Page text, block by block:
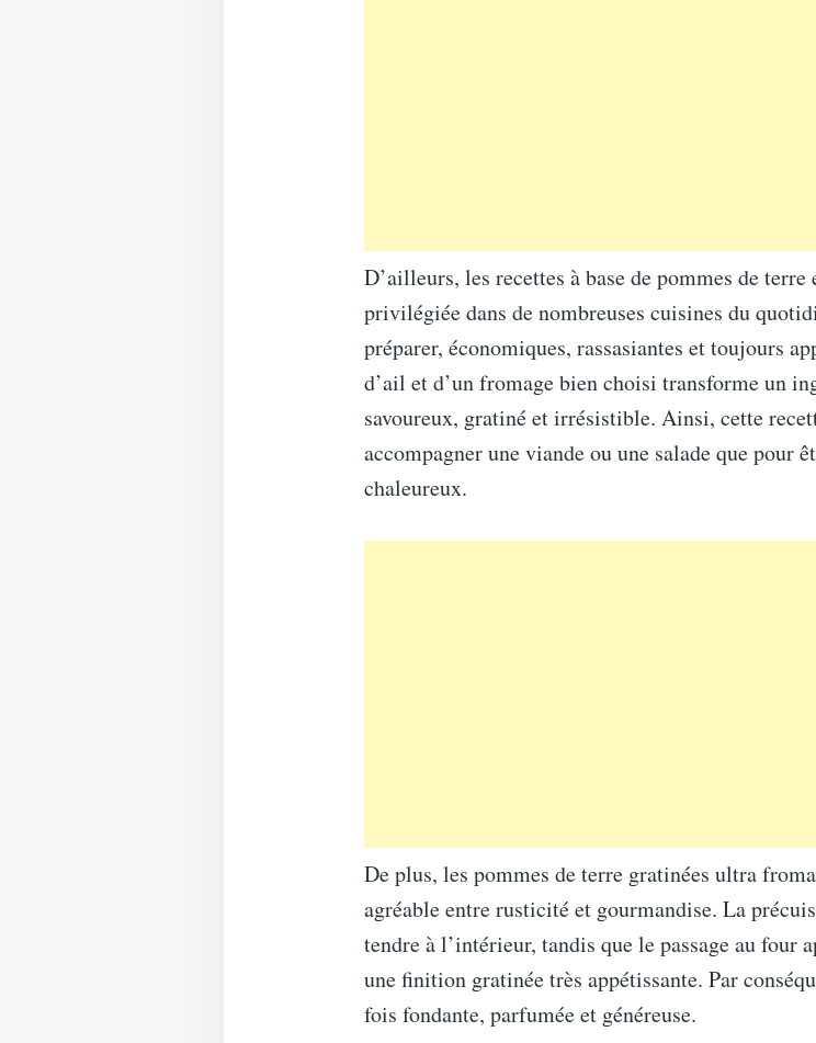
D’ailleurs, les recettes à base de pommes de
privilégiée dans de nombreuses cuisines du
préparer, économiques, rassasiantes et toujours
d’ail et d’un fromage bien choisi transforme un
savoureux, gratiné et irrésistible. Ainsi, cette
accompagner une viande ou une salade que pour
chaleureux.
De plus, les pommes de terre gratinées ultra
agréable entre rusticité et gourmandise. La
tendre à l’intérieur, tandis que le passage au four
une finition gratinée très appétissante. Par
fois fondante, parfumée et généreuse.